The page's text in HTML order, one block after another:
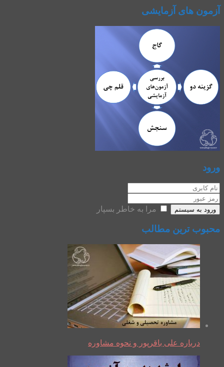
آزمون های آزمایشی
ورود
ورود به سیستم مرا به خاطر بسپار
محبوب ترین مطالب
درباره علی باقرپور و نحوه مشاوره